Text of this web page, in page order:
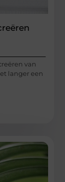
van
langer een